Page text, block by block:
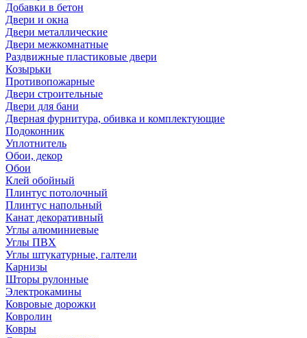
Добавки в бетон
Двери и окна
Двери металлические
Двери межкомнатные
Раздвижные пластиковые двери
Козырьки
Противопожарные
Двери строительные
Двери для бани
Дверная фурнитура, обивка и комплектующие
Подоконник
Уплотнитель
Обои, декор
Обои
Клей обойный
Плинтус потолочный
Плинтус напольный
Канат декоративный
Углы алюминиевые
Углы ПВХ
Углы штукатурные, галтели
Карнизы
Шторы рулонные
Электрокамины
Ковровые дорожки
Ковролин
Ковры